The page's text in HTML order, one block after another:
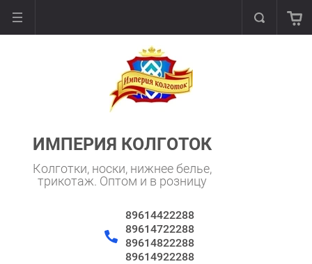
ИМПЕРИЯ КОЛГОТОК
Колготки, носки, нижнее белье,
трикотаж. Оптом и в розницу
89614422288
89614722288
89614822288
89614922288